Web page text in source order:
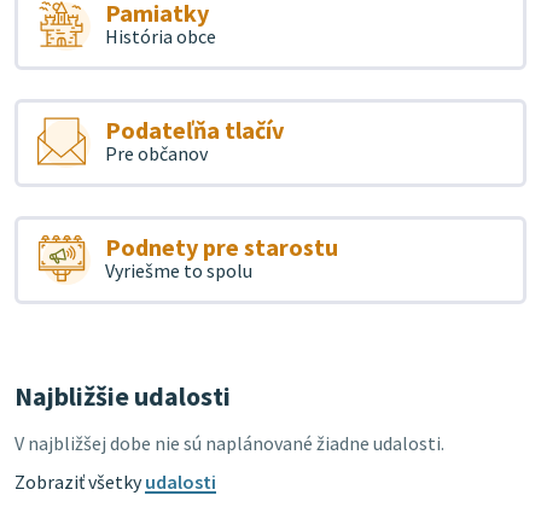
Pamiatky
História obce
Podateľňa tlačív
Pre občanov
Podnety pre starostu
Vyriešme to spolu
Najbližšie udalosti
V najbližšej dobe nie sú naplánované žiadne udalosti.
Zobraziť všetkyudalosti